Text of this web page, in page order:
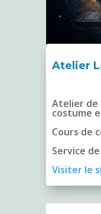
Atelier
Atelier de
costume
Cours de
Service
Visiter le